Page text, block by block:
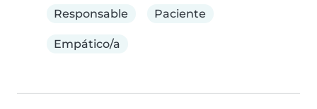
Responsable
Paciente
Empático/a